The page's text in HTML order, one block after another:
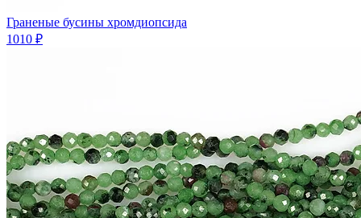
Граненые бусины хромдиопсида
1010 ₽